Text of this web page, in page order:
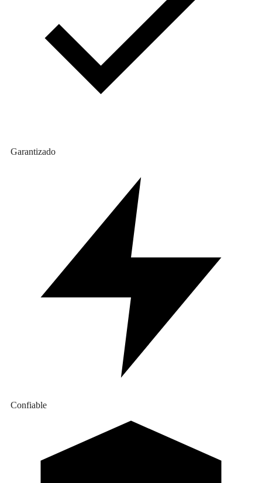
Garantizado
Confiable